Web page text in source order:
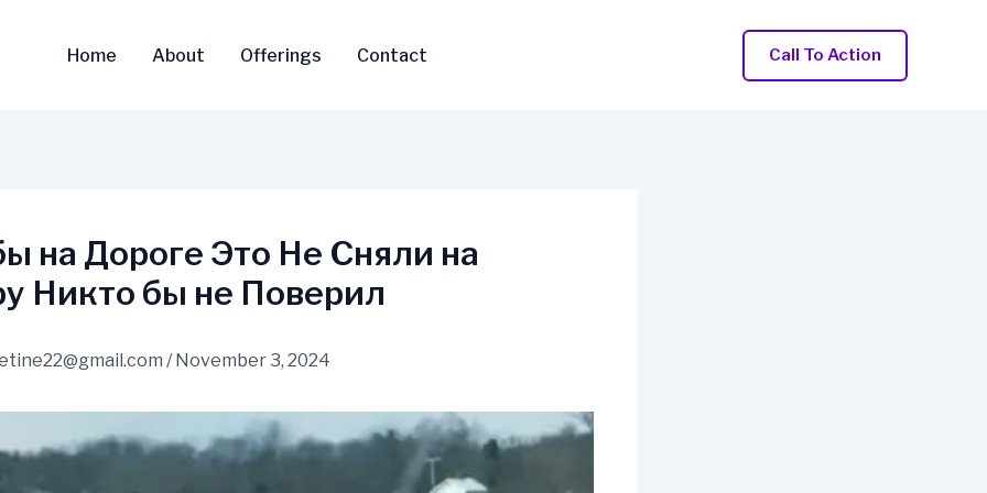
Home About Offerings Contact Call To Action
на Дороге Это Не Сняли на
Никто бы не Поверил
/ November 3, 2024